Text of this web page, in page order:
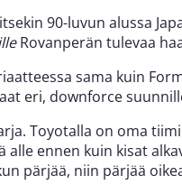
90-luvun alussa
Rovanperän tulevaa
sama kuin
eri, downforce
Toyotalla on oma
alle ennen kuin kisat
pärjää, niin pärjää